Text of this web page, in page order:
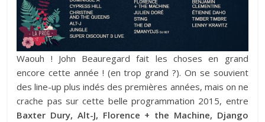
Waouh ! John Beauregard fait les choses en grand
encore cette année ! (en trop grand ?). On se souvient
des line-up plus indés des premières années, mais on ne
crache pas sur cette belle programmation 2015, entre
Baxter Dury, Alt-J, Florence + the Machine, Django